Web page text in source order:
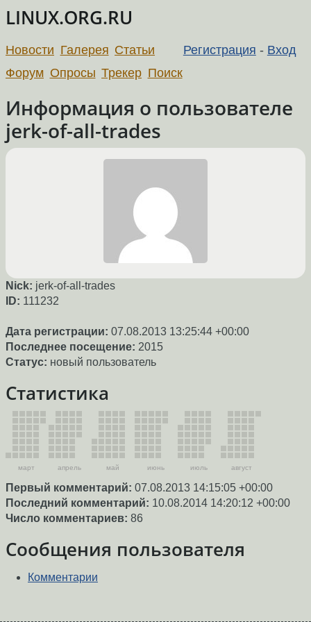
LINUX.ORG.RU
Регистрация - Вход
Новости Галерея Статьи
Форум Опросы Трекер Поиск
Информация о пользователе
jerk-of-all-trades
Nick: jerk-of-all-trades
ID: 111232
Дата регистрации: 07.08.2013 13:25:44 +00:00
Последнее посещение: 2015
Статус: новый пользователь
Статистика
март апрель май июнь июль август
Первый комментарий: 07.08.2013 14:15:05 +00:00
Последний комментарий: 10.08.2014 14:20:12 +00:00
Число комментариев: 86
Сообщения пользователя
Комментарии